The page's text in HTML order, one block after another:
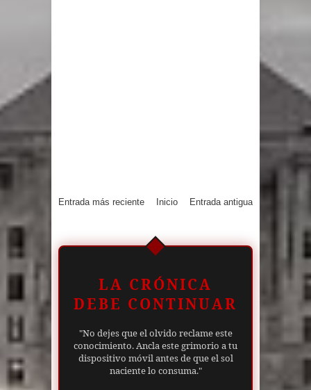
Entrada más reciente Entrada antigua
Inicio
LA CRÓNICA
DEBE CONTINUAR
"No dejes que el olvido reclame este
conocimiento. Ancla este grimorio a tu
dispositivo móvil antes de que el sol
naciente lo consuma."